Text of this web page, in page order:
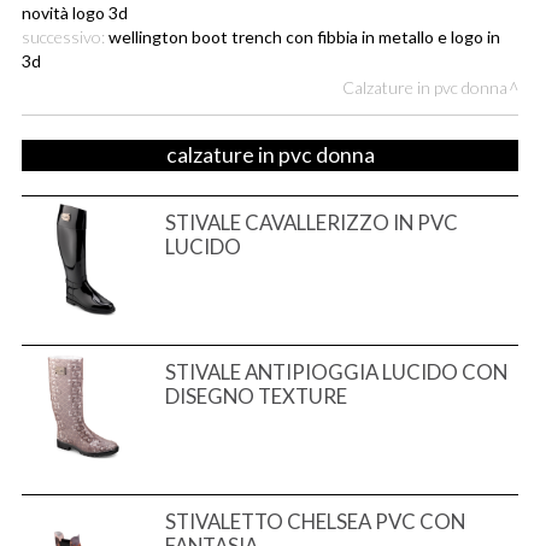
novità logo 3d
successivo: wellington boot trench con fibbia in metallo e logo in
3d
Calzature in pvc donna
calzature in pvc donna
STIVALE CAVALLERIZZO IN PVC
LUCIDO
STIVALE ANTIPIOGGIA LUCIDO CON
DISEGNO TEXTURE
STIVALETTO CHELSEA PVC CON